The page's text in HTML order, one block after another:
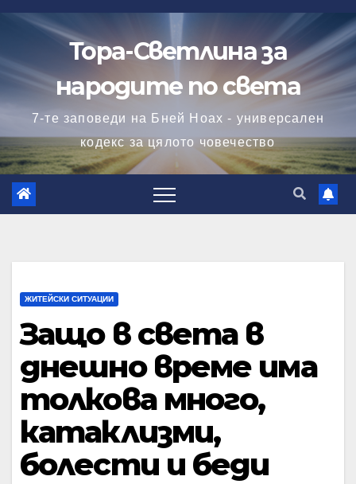
Skip
content
Тора-Светлина за
народите по света
7-те заповеди на Бней Ноах - универсален
кодекс за цялото човечество
ЖИТЕЙСКИ СИТУАЦИИ
Защо в света в
днешно време има
толкова много,
катаклизми,
болести и беди